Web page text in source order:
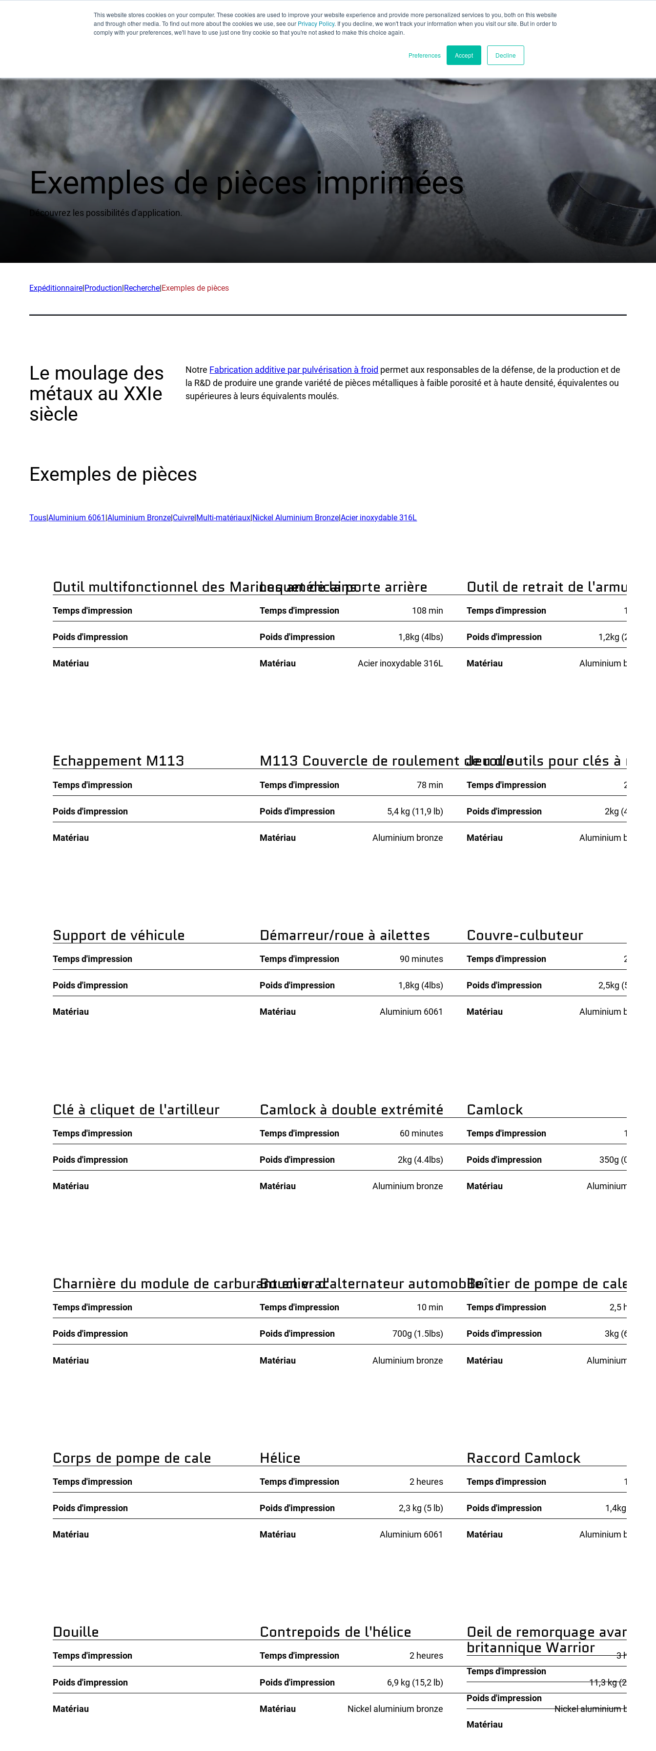
This website stores cookies on your computer. These cookies are used to improve your website experience and provide more personalized services to you, both on this website
and through other media. To find out more about the cookies we use, see our Privacy Policy. If you decline, we won't track your information when you visit our site. But in order to
comply with your preferences, we'll have to use just one tiny cookie so that you're not asked to make this choice again.
Preferences Accept Decline
Français
Deutsch
日本語
한국어
Évaluation partielle Contact
Nouvelles
Produits
UEM
WarpSPEE3D
LightSPEE3D
Rencontrer le technicien
Recherche
OEM
Fabrication
Matériaux
Communiqué complet
En cours de développement
Ressources
Blog
Études de cas
FAQ
Demandes de renseignements
Inscription au bulletin
d'information
Melbourne, Victoria, Australie
+61 (03) 8759 1464
Amérique du Nord
Wilmington, Delaware, États-Unis
+1 877-908-9369
Royaume-Uni/Europe
Téléphone :+44 (808) 196-2931
Suivez-nous
Exemples de pièces imprimées
Découvrez les possibilités d'application.
Expéditionnaire|Production|Recherche|Exemples de pièces
Le moulage des
métaux au XXIe
siècle
Notre Fabrication additive par pulvérisation à froid permet aux responsables de la défense, de la production et de
la R&D de produire une grande variété de pièces métalliques à faible porosité et à haute densité, équivalentes ou
supérieures à leurs équivalents moulés.
Exemples de pièces
Tous|Aluminium 6061 |Aluminium Bronze|Cuivre|Multi-matériaux|Nickel Aluminium Bronze|Acier inoxydable 316L
Outil multifonctionnel des Marines américains
Temps d'impression 108 min
Poids d'impression 1,8kg (4lbs)
Matériau Acier inoxydable 316L
Loquet de la porte arrière
Temps d'impression 18 min
Poids d'impression 1,2kg (2,6lbs)
Matériau Aluminium bronze
Outil de retrait de l'armure
Temps d'impression
Poids d'impression
Matériau
Echappement M113
Temps d'impression 78 min
Poids d'impression 5,4 kg (11,9 lb)
Matériau Aluminium bronze
M113 Couvercle de roulement de roue
Temps d'impression 29 min
Poids d'impression 2kg (4.4lbs)
Matériau Aluminium bronze
Jeu d'outils pour clés à
Temps d'impression
Poids d'impression
Matériau
Support de véhicule
Temps d'impression 90 minutes
Poids d'impression 1,8kg (4lbs)
Matériau Aluminium 6061
Démarreur/roue à ailettes
Temps d'impression 25 min
Poids d'impression 2,5kg (5,5lbs)
Matériau Aluminium bronze
Couvre-culbuteur
Temps d'impression
Poids d'impression
Matériau
Clé à cliquet de l'artilleur
Temps d'impression 60 minutes
Poids d'impression 2kg (4.4lbs)
Matériau Aluminium bronze
Camlock à double extrémité
Temps d'impression 18 min
Poids d'impression 350g (0.7lbs)
Matériau Aluminium 6061
Camlock
Temps d'impression
Poids d'impression
Matériau
Charnière du module de carburant en vrac
Temps d'impression 10 min
Poids d'impression 700g (1.5lbs)
Matériau Aluminium bronze
Bouclier d'alternateur automobile
Temps d'impression 2,5 heures
Poids d'impression 3kg (6.6lbs)
Matériau Aluminium 6061
Boîtier de pompe de cale
Temps d'impression
Poids d'impression
Matériau
Corps de pompe de cale
Temps d'impression 2 heures
Poids d'impression 2,3 kg (5 lb)
Matériau Aluminium 6061
Hélice
Temps d'impression 16 min
Poids d'impression 1,4kg (3lbs)
Matériau Aluminium bronze
Raccord Camlock
Temps d'impression
Poids d'impression
Matériau
Douille
Temps d'impression 2 heures
Poids d'impression 6,9 kg (15,2 lb)
Matériau Nickel aluminium bronze
Contrepoids de l'hélice
Temps d'impression 3 heures
Poids d'impression 11,3 kg (24,9 lb)
Matériau Nickel aluminium bronze
Oeil de remorquage avant
britannique Warrior
Temps d'impression
Poids d'impression
Matériau